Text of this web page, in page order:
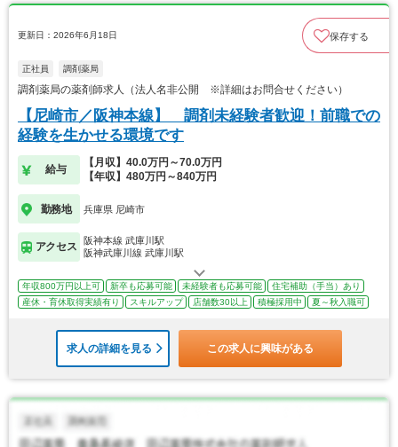
更新日：2026年6月18日 保存する
正社員 調剤薬局
調剤薬局の薬剤師求人（法人名非公開 ※詳細はお問合せください）
【尼崎市／阪神本線】 調剤未経験者歓迎！前職での
経験を生かせる環境です
給与
【月収】40.0万円～70.0万円
【年収】480万円～840万円
勤務地 兵庫県 尼崎市
アクセス
阪神本線 武庫川駅
阪神武庫川線 武庫川駅
年収800万円以上可 新卒も応募可能 未経験者も応募可能
住宅補助（手当）あり
産休・育休取得実績有り
スキルアップ 店舗数30以上 積極採用中 夏～秋入職可
求人の詳細を見る この求人に興味がある